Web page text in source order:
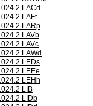
LACd
LAFt
LARp
LAVb
LAVc
LAWd
LEDs
LEEe
LEHh
LIB
LIDb